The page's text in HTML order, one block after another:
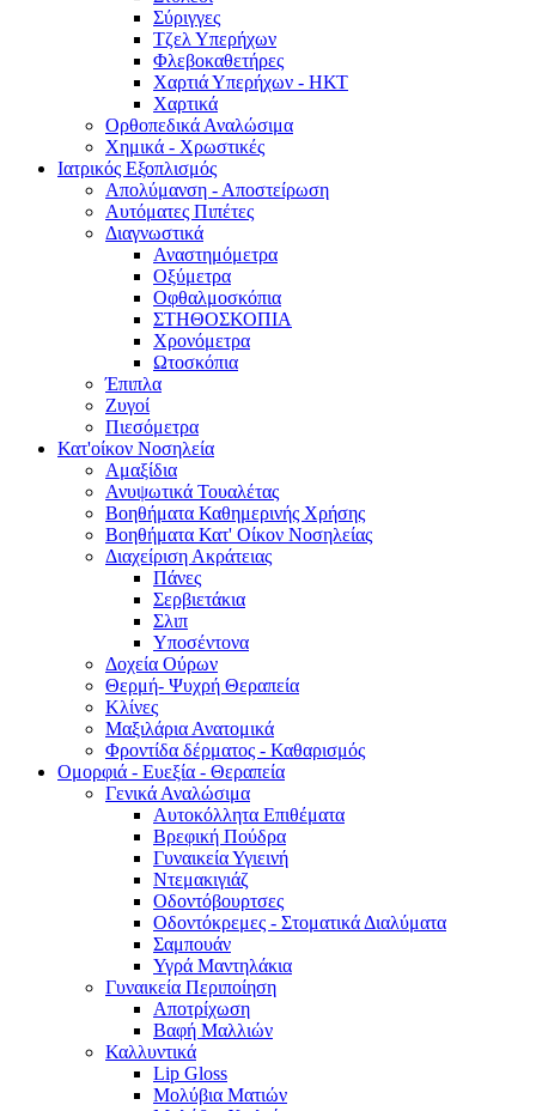
Σύριγγες
Τζελ Υπερήχων
Φλεβοκαθετήρες
Χαρτιά Υπερήχων - ΗΚΤ
Χαρτικά
Ορθοπεδικά Αναλώσιμα
Χημικά - Χρωστικές
Ιατρικός Εξοπλισμός
Απολύμανση - Αποστείρωση
Αυτόματες Πιπέτες
Διαγνωστικά
Αναστημόμετρα
Οξύμετρα
Οφθαλμοσκόπια
ΣΤΗΘΟΣΚΟΠΙΑ
Χρονόμετρα
Ωτοσκόπια
Έπιπλα
Ζυγοί
Πιεσόμετρα
Κατ'οίκον Νοσηλεία
Αμαξίδια
Ανυψωτικά Τουαλέτας
Βοηθήματα Καθημερινής Χρήσης
Βοηθήματα Κατ' Οίκον Νοσηλείας
Διαχείριση Ακράτειας
Πάνες
Σερβιετάκια
Σλιπ
Υποσέντονα
Δοχεία Ούρων
Θερμή- Ψυχρή Θεραπεία
Κλίνες
Μαξιλάρια Ανατομικά
Φροντίδα δέρματος - Καθαρισμός
Ομορφιά - Ευεξία - Θεραπεία
Γενικά Αναλώσιμα
Αυτοκόλλητα Επιθέματα
Βρεφική Πούδρα
Γυναικεία Υγιεινή
Ντεμακιγιάζ
Οδοντόβουρτσες
Οδοντόκρεμες - Στοματικά Διαλύματα
Σαμπουάν
Υγρά Μαντηλάκια
Γυναικεία Περιποίηση
Αποτρίχωση
Βαφή Μαλλιών
Καλλυντικά
Lip Gloss
Μολύβια Ματιών